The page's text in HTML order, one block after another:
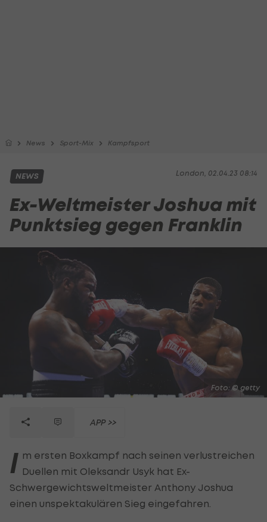
News Sport-Mix Kampfsport
London, 02.04.23 08:14
NEWS
Ex-Weltmeister Joshua mit
Punktsieg gegen Franklin
Foto: © getty
APP >>
I m ersten Boxkampf nach seinen verlustreichen
Duellen mit Oleksandr Usyk hat Ex-
Schwergewichtsweltmeister Anthony Joshua
einen unspektakulären Sieg eingefahren.